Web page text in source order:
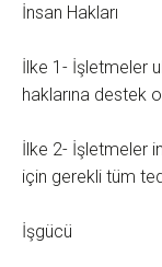
İnsan Hakları
İlke 1- İşletmeler
haklarına destek
İlke 2- İşletmeler
için gerekli tüm
İşgücü